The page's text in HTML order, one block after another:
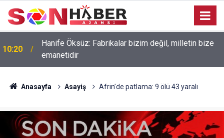
10:20
Hanife Öksüz: Fabrikalar bizim değil, milletin bize
emanetidir
Anasayfa Asayiş Afrin’de patlama: 9 ölü 43 yaralı